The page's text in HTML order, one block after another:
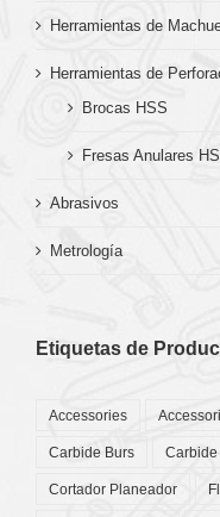
Herramientas de
Herramientas de
Brocas HSS
Fresas Anulares
Abrasivos
Metrología
Etiquetas de
Accessories
Carbide Burs Carbide
Cortador Planeador